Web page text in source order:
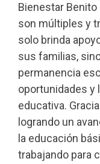
Bienestar
son múltiples y
solo brinda
sus familias,
permanencia
oportunidades y
educativa.
logrando un
la educación
trabajando para